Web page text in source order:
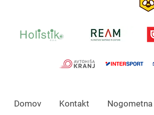
Domov Kontakt